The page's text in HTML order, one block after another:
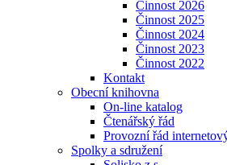
Činnost 2026
Činnost 2025
Činnost 2024
Činnost 2023
Činnost 2022
Kontakt
Obecní knihovna
On-line katalog
Čtenářský řád
Provozní řád
Spolky a sdružení